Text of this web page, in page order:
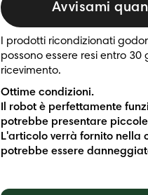
Avvisami
I prodotti ricondizionati
possono essere resi entro
ricevimento.
Ottime condizioni.
Il robot è perfettamente
potrebbe presentare
L'articolo verrà fornito nella
potrebbe essere